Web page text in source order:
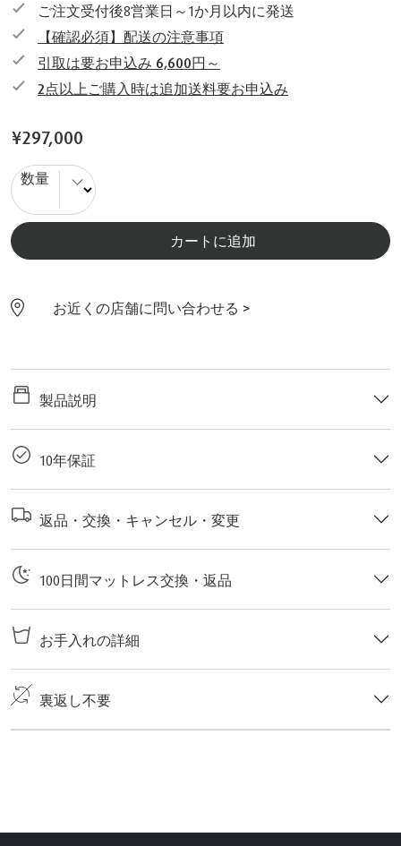
ご注文受付後8営業日～1か月以内に発送
【確認必須】配送の注意事項
引取は要お申込み 6,600円～
2点以上ご購入時は追加送料要お申込み
¥297,000
数量
カートに追加
お近くの店舗に問い合わせる >
製品説明
10年保証
返品・交換・キャンセル・変更
100日間マットレス交換・返品
お手入れの詳細
裏返し不要